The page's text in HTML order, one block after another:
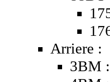
Arriere :
3BM